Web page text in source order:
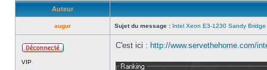
Auteur
augur Sujet du message : Intel Xeon E3-1230 Sandy
VIP
C'est ici : http://www.servethehome.com/